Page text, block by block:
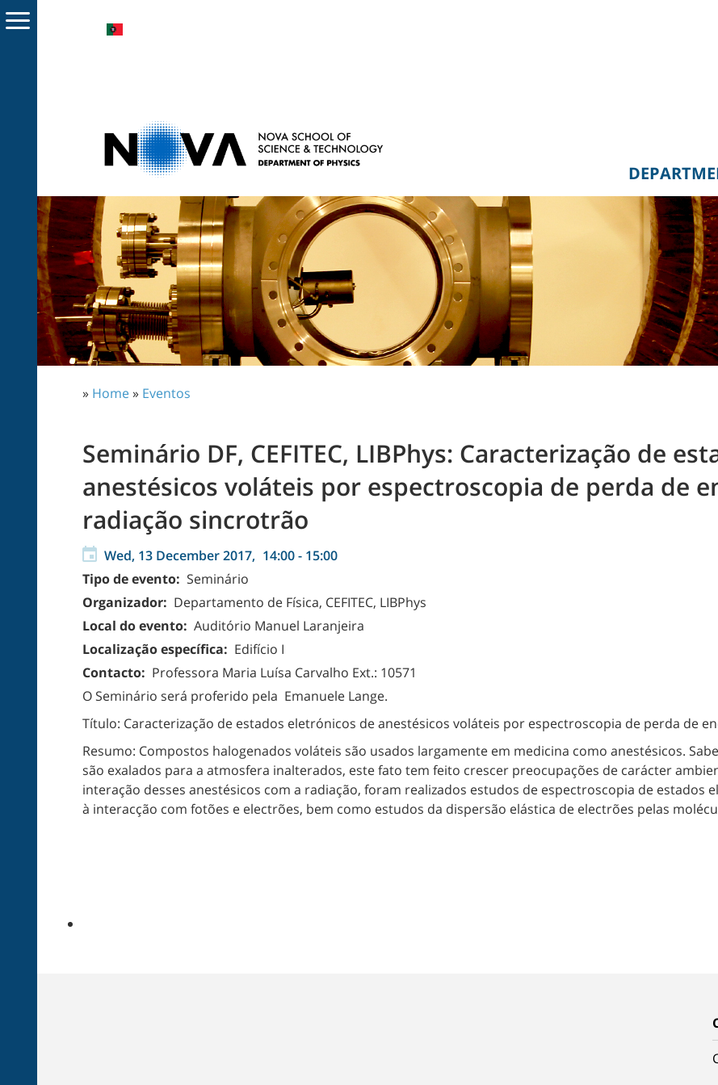
» Home» Eventos
Seminário DF, CEFITEC, LIBPhys: Caracterização de
anestésicos voláteis por espectroscopia de perda de
radiação sincrotrão
Wed, 13 December 2017, 14:00- 15:00
Tipo de evento: Seminário
Organizador: Departamento de Física, CEFITEC, LIBPhys
Local do evento: Auditório Manuel Laranjeira
Localização específica: Edifício I
Contacto: Professora Maria Luísa Carvalho Ext.: 10571
O Seminário será proferido pela Emanuele Lange.
Título: Caracterização de estados eletrónicos de anestésicos voláteis por espectroscopia de perda de
Resumo: Compostos halogenados voláteis são usados largamente em medicina como anestésicos.
são exalados para a atmosfera inalterados, este fato tem feito crescer preocupações de carácter
interação desses anestésicos com a radiação, foram realizados estudos de espectroscopia de estados
à interacção com fotões e electrões, bem como estudos da dispersão elástica de electrões pelas